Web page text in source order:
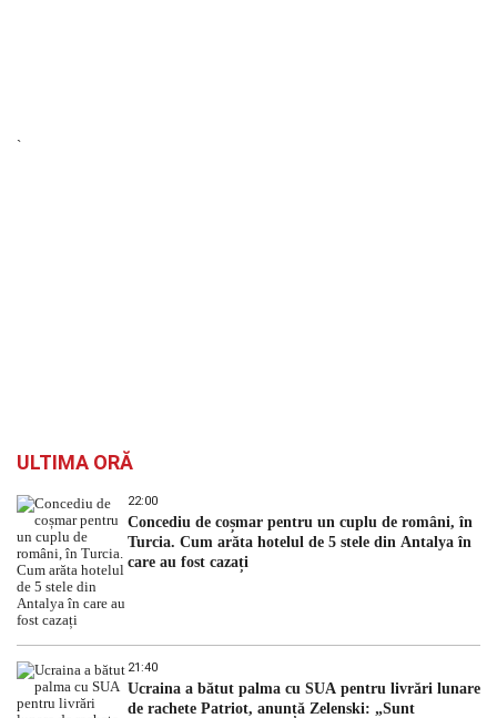
`
ULTIMA ORĂ
22:00
Concediu de coșmar pentru un cuplu de români, în
Turcia. Cum arăta hotelul de 5 stele din Antalya în
care au fost cazați
21:40
Ucraina a bătut palma cu SUA pentru livrări lunare
de rachete Patriot, anunță Zelenski: „Sunt